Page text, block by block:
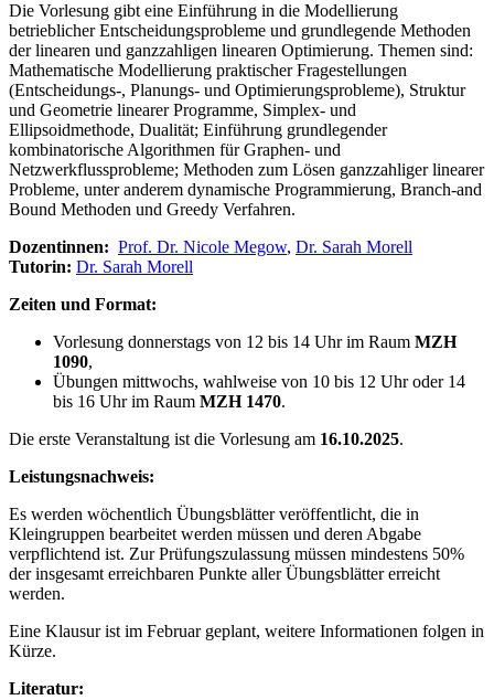
Die Vorlesung gibt eine Einführung in die Modellierung
betrieblicher Entscheidungsprobleme und grundlegende Methoden
der linearen und ganzzahligen linearen Optimierung. Themen sind:
Mathematische Modellierung praktischer Fragestellungen
(Entscheidungs-, Planungs- und Optimierungsprobleme), Struktur
und Geometrie linearer Programme, Simplex- und
Ellipsoidmethode, Dualität; Einführung grundlegender
kombinatorische Algorithmen für Graphen- und
Netzwerkflussprobleme; Methoden zum Lösen ganzzahliger linearer
Probleme, unter anderem dynamische Programmierung, Branch-and
Bound Methoden und Greedy Verfahren.
Dozentinnen: Prof. Dr. Nicole Megow, Dr. Sarah Morell
Tutorin: Dr. Sarah Morell
Zeiten und Format:
Vorlesung donnerstags von 12 bis 14 Uhr im Raum MZH
1090,
Übungen mittwochs, wahlweise von 10 bis 12 Uhr oder 14
bis 16 Uhr im Raum MZH 1470.
Die erste Veranstaltung ist die Vorlesung am 16.10.2025.
Leistungsnachweis:
Es werden wöchentlich Übungsblätter veröffentlicht, die in
Kleingruppen bearbeitet werden müssen und deren Abgabe
verpflichtend ist. Zur Prüfungszulassung müssen mindestens 50%
der insgesamt erreichbaren Punkte aller Übungsblätter erreicht
werden.
Eine Klausur ist im Februar geplant, weitere Informationen folgen in
Kürze.
Literatur: